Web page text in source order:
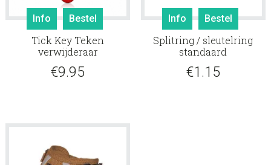
Info Bestel
Tick Key Teken
verwijderaar
€9.95
Info Bestel
Splitring / sleutelring
standaard
€1.15